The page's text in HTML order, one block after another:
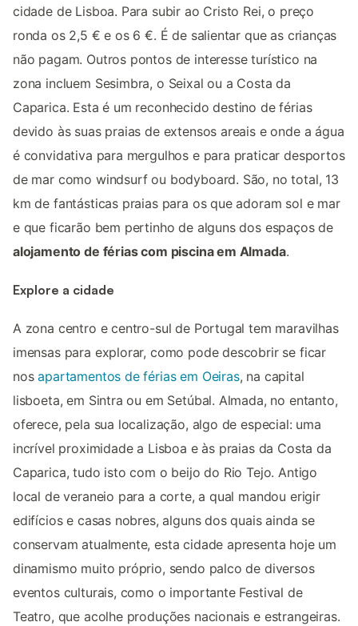
cidade de Lisboa. Para subir ao Cristo Rei, o preço
ronda os 2,5 € e os 6 €. É de salientar que as crianças
não pagam. Outros pontos de interesse turístico na
zona incluem Sesimbra, o Seixal ou a Costa da
Caparica. Esta é um reconhecido destino de férias
devido às suas praias de extensos areais e onde a água
é convidativa para mergulhos e para praticar desportos
de mar como windsurf ou bodyboard. São, no total, 13
km de fantásticas praias para os que adoram sol e mar
e que ficarão bem pertinho de alguns dos espaços de
alojamento de férias com piscina em Almada.
Explore a cidade
A zona centro e centro-sul de Portugal tem maravilhas
imensas para explorar, como pode descobrir se ficar
nosapartamentos de férias em Oeiras, na capital
lisboeta, em Sintra ou em Setúbal. Almada, no entanto,
oferece, pela sua localização, algo de especial: uma
incrível proximidade a Lisboa e às praias da Costa da
Caparica, tudo isto com o beijo do Rio Tejo. Antigo
local de veraneio para a corte, a qual mandou erigir
edifícios e casas nobres, alguns dos quais ainda se
conservam atualmente, esta cidade apresenta hoje um
dinamismo muito próprio, sendo palco de diversos
eventos culturais, como o importante Festival de
Teatro, que acolhe produções nacionais e estrangeiras.